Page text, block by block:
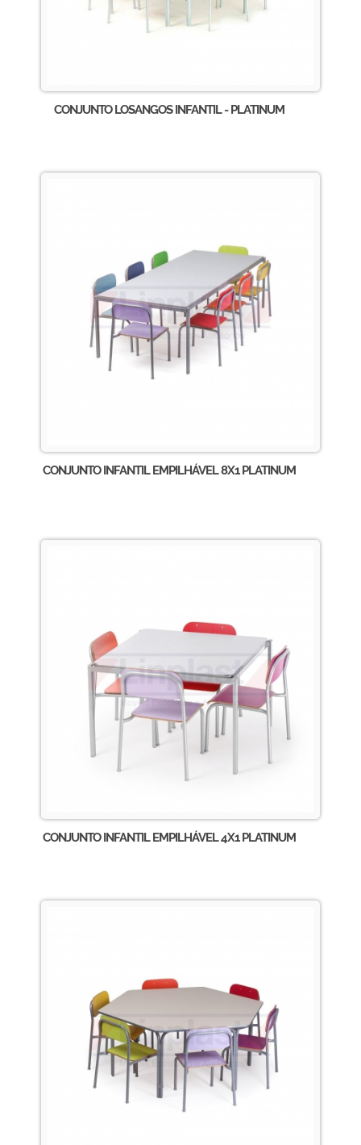
CONJUNTO LOSANGOS INFANTIL - PLATINUM
CONJUNTO INFANTIL EMPILHÁVEL 8X1 PLATINUM
CONJUNTO INFANTIL EMPILHÁVEL 4X1 PLATINUM